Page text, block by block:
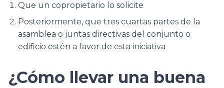
Que un copropietario lo solicite
Posteriormente, que tres cuartas partes de la
asamblea o juntas directivas del conjunto o
edificio estén a favor de esta iniciativa
¿Cómo llevar una buena